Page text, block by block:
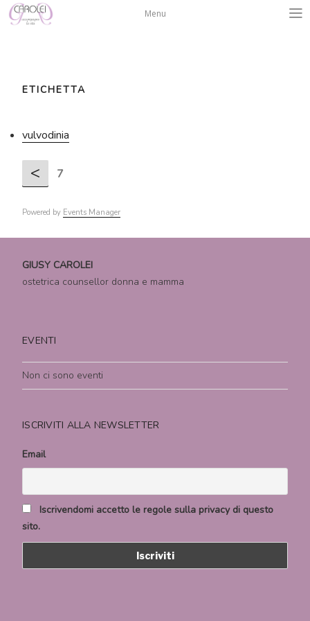
Salta
Menu
ETICHETTA
vulvodinia
< 7
Powered by Events Manager
GIUSY CAROLEI
ostetrica counsellor donna e mamma
EVENTI
Non ci sono eventi
ISCRIVITI ALLA NEWSLETTER
Email
Iscrivendomi accetto le regole sulla privacy di questo
sito.